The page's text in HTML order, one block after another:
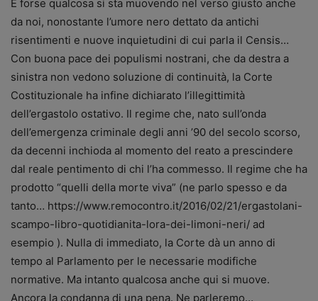
E forse qualcosa si sta muovendo nel verso giusto anche
da noi, nonostante l’umore nero dettato da antichi
risentimenti e nuove inquietudini di cui parla il Censis…
Con buona pace dei populismi nostrani, che da destra a
sinistra non vedono soluzione di continuità, la Corte
Costituzionale ha infine dichiarato l’illegittimità
dell’ergastolo ostativo. Il regime che, nato sull’onda
dell’emergenza criminale degli anni ’90 del secolo scorso,
da decenni inchioda al momento del reato a prescindere
dal reale pentimento di chi l’ha commesso. Il regime che ha
prodotto “quelli della morte viva” (ne parlo spesso e da
tanto… https://www.remocontro.it/2016/02/21/ergastolani-
scampo-libro-quotidianita-lora-dei-limoni-neri/ ad
esempio ). Nulla di immediato, la Corte dà un anno di
tempo al Parlamento per le necessarie modifiche
normative. Ma intanto qualcosa anche qui si muove.
Ancora la condanna di una pena. Ne parleremo…